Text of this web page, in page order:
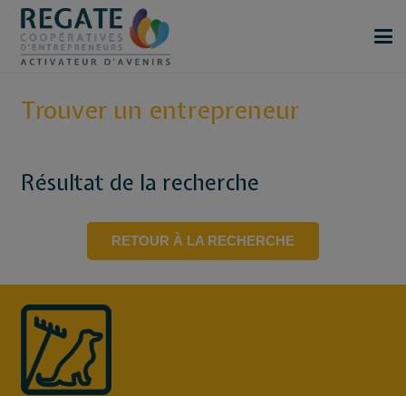
Trouver un entrepreneur
Résultat de la recherche
RETOUR À LA RECHERCHE